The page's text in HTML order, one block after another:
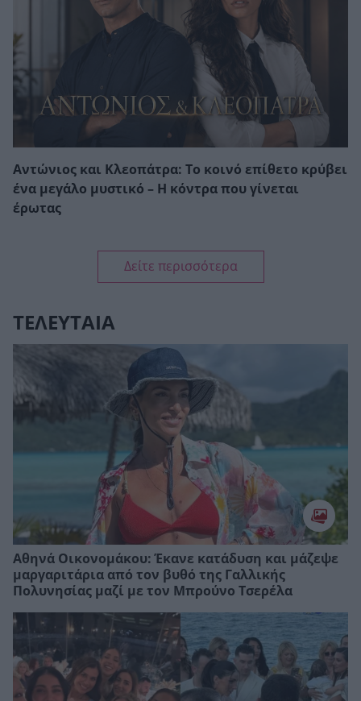
Αντώνιος και Κλεοπάτρα: Το κοινό επίθετο κρύβει
ένα μεγάλο μυστικό – Η κόντρα που γίνεται
έρωτας
Δείτε περισσότερα
ΤΕΛΕΥΤΑΙΑ
Αθηνά Οικονομάκου: Έκανε κατάδυση και μάζεψε
μαργαριτάρια από τον βυθό της Γαλλικής
Πολυνησίας μαζί με τον Μπρούνο Τσερέλα